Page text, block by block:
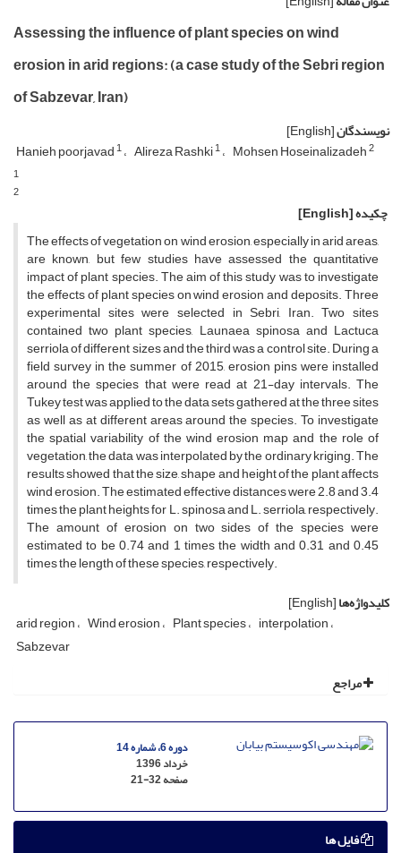
Assessing the influence of plant species on wind
erosion in arid regions: (a case study of the Sebri region
of Sabzevar, Iran)
نویسندگان[English]
Hanieh poorjavad1 Alireza Rashki1 Mohsen Hoseinalizadeh2
1
2
چکیده[English]
The effects of vegetation on wind erosion, especially in arid areas,
are known, but few studies have assessed the quantitative
impact of plant species. The aim of this study was to investigate
the effects of plant species on wind erosion and deposits. Three
experimental sites were selected in Sebri, Iran. Two sites
contained two plant species, Launaea spinosa and Lactuca
serriola of different sizes and the third was a control site. During a
field survey in the summer of 2015, erosion pins were installed
around the species that were read at 21-day intervals. The
Tukey test was applied to the data sets gathered at the three sites
as well as at different areas around the species. To investigate
the spatial variability of the wind erosion map and the role of
vegetation, the data was interpolated by the ordinary kriging. The
results showed that the size, shape and height of the plant affects
wind erosion. The estimated effective distances were 2.8 and 3.4
times the plant heights for L. spinosa and L. serriola, respectively.
The amount of erosion on two sides of the species were
estimated to be 0.74 and 1 times the width and 0.31 and 0.45
times the length of these species, respectively.
کلیدواژه‌ها[English]
arid region Wind erosion Plant species interpolation
Sabzevar
مراجع
دوره 6، شماره 14
خرداد 1396
صفحه21-32
فایل ها